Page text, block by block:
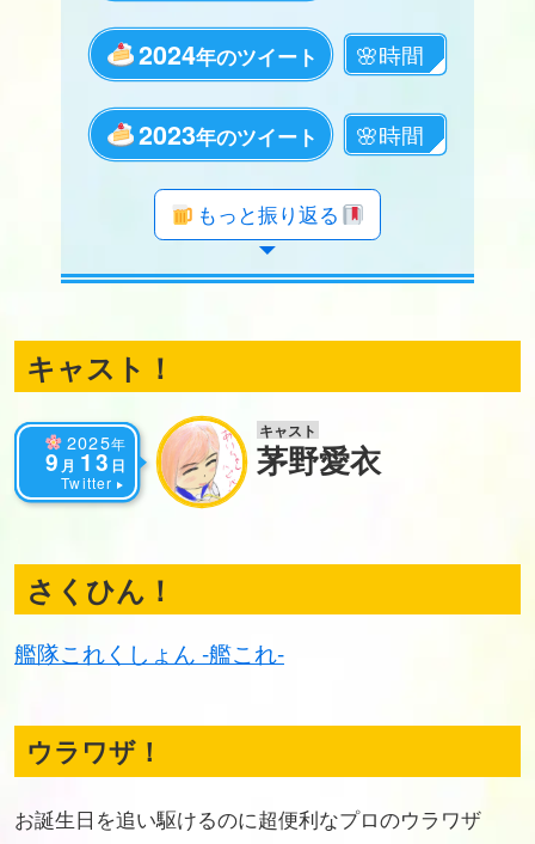
2024年のツイート
2023年のツイート
年のツイート
年のツイート
年のツイート
年のツイート
年のツイート
年のツイート
年のツイート
年のツイート
年のツイート
年のツイート
年のツイート
年のツイート
年のツイート
年のツイート
年のツイート
年のツイート
年のツイート
もっと振り返る
キャスト！
2025年
9 月 13 日
Twitter
キャスト
茅野愛衣
さくひん！
艦隊これくしょん -艦これ-
ウラワザ！
お誕生日を追い駆けるのに超便利なプロのウラワザ